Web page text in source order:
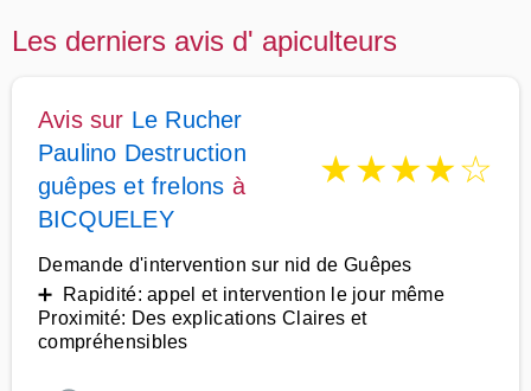
Les derniers avis d' apiculteurs
Avis sur Le Rucher
Paulino Destruction
guêpes et frelons à
BICQUELEY
★★★★☆
Demande d'intervention sur nid de Guêpes
➕ Rapidité: appel et intervention le jour même
Proximité: Des explications Claires et
compréhensibles